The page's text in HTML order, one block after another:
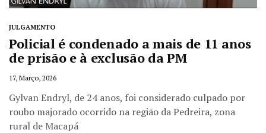
JULGAMENTO
Policial é condenado a mais de 11 anos
de prisão e à exclusão da PM
17, Março, 2026
Gylvan Endryl, de 24 anos, foi considerado culpado por
roubo majorado ocorrido na região da Pedreira, zona
rural de Macapá